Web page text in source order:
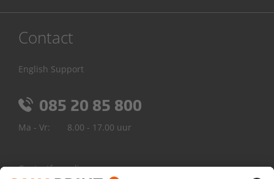
Contact
English Support
085 20 85 800
Ma - Vr: 8.00 - 17.00 uur
Contactformulier